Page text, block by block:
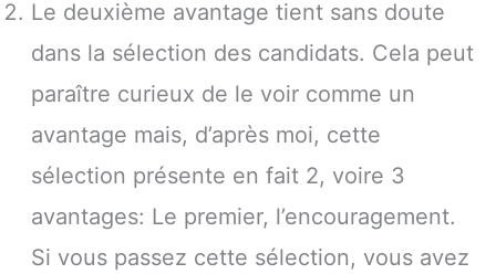
Le deuxième avantage tient sans doute
dans la sélection des candidats. Cela peut
paraître curieux de le voir comme un
avantage mais, d’après moi, cette
sélection présente en fait 2, voire 3
avantages: Le premier, l’encouragement.
Si vous passez cette sélection, vous avez